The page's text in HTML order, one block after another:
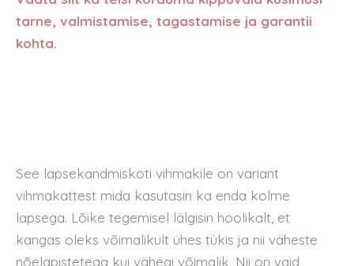
tarne, valmistamise, tagastamise ja garantii
kohta.
See lapsekandmiskoti vihmakile on variant
vihmakattest mida kasutasin ka enda kolme
lapsega. Lõike tegemisel lälgisin hoolikalt, et
kangas oleks võimalikult ühes tükis ja nii väheste
nõelapistetega kui vähegi võimalik. Nii on vaid